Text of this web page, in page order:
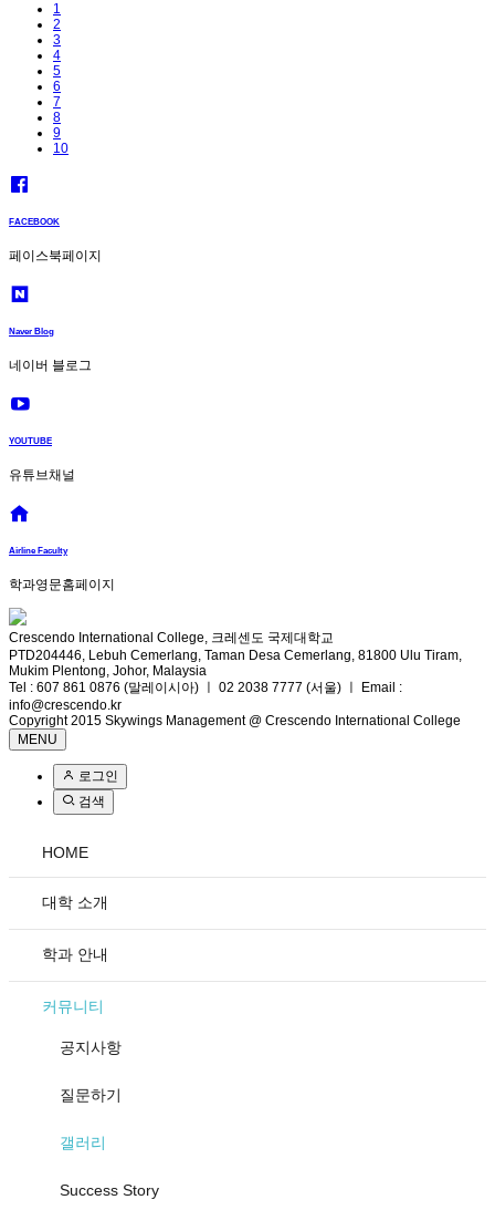
1
2
3
4
5
6
7
8
9
10
FACEBOOK
페이스북페이지
Naver Blog
네이버 블로그
YOUTUBE
유튜브채널
Airline Faculty
학과영문홈페이지
Crescendo International College, 크레센도 국제대학교
PTD204446, Lebuh Cemerlang, Taman Desa Cemerlang, 81800 Ulu Tiram,
Mukim Plentong, Johor, Malaysia
Tel : 607 861 0876 (말레이시아) ㅣ 02 2038 7777 (서울) ㅣ Email :
info@crescendo.kr
Copyright 2015 Skywings Management @ Crescendo International College
MENU
로그인
검색
HOME
대학 소개
학과 안내
커뮤니티
공지사항
질문하기
갤러리
Success Story